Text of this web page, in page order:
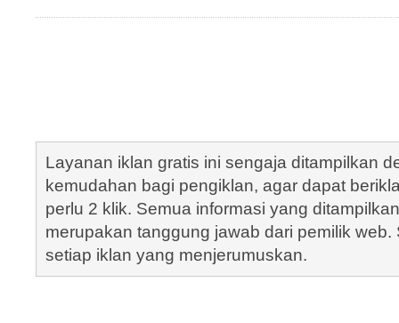
Layanan iklan gratis ini sengaja ditampilkan
kemudahan bagi pengiklan, agar dapat
perlu 2 klik. Semua informasi yang
merupakan tanggung jawab dari pemilik
setiap iklan yang menjerumuskan.